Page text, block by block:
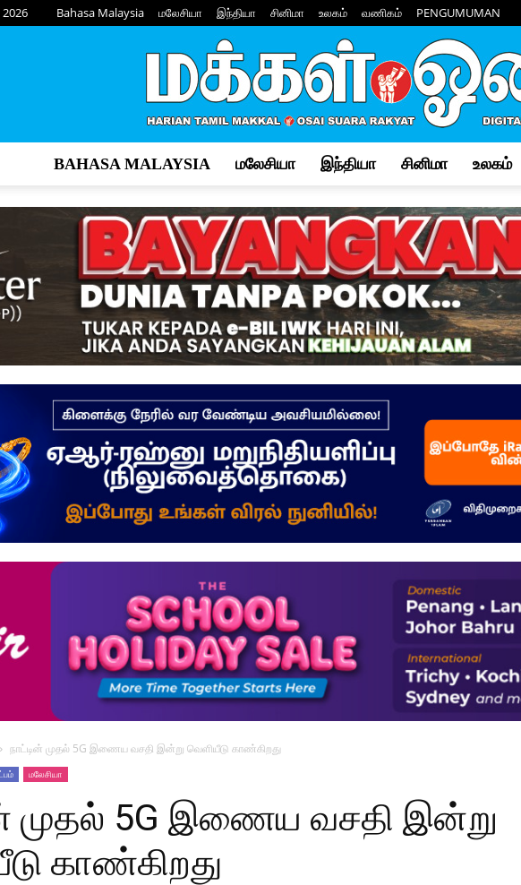
Bahasa Malaysia மலேசியா இந்தியா சினிமா உலகம் வணிகம் PENGUMUMAN
Osai
–
மக்கள்
BAHASA MALAYSIA மலேசியா இந்தியா சினிமா உலகம்
நாட்டின் முதல் 5G இணைய வசதி இன்று வெளியீடு காண்கிறது
மலேசியா
முதல் 5G இணைய வசதி இன்று
காண்கிறது